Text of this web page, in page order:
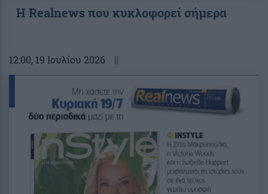
Η Realnews που κυκλοφορεί σήμερα
12:00, 19 Ιουλίου 2026 ||